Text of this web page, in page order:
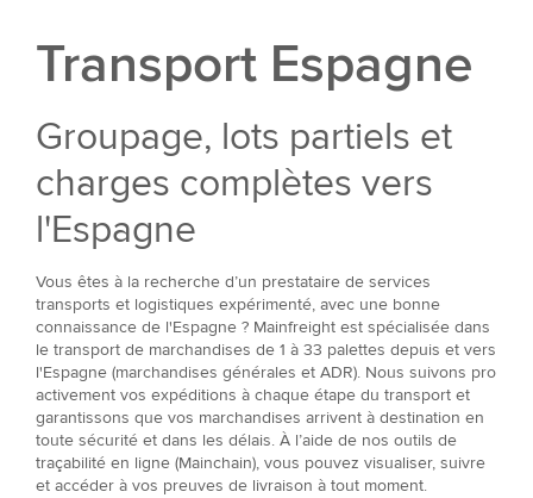
Transport Espagne
Groupage, lots partiels et
charges complètes vers
l'Espagne
Vous êtes à la recherche d’un prestataire de services
transports et logistiques expérimenté, avec une bonne
connaissance de l'Espagne ? Mainfreight est spécialisée dans
le transport de marchandises de 1 à 33 palettes depuis et vers
l'Espagne (marchandises générales et ADR). Nous suivons pro
activement vos expéditions à chaque étape du transport et
garantissons que vos marchandises arrivent à destination en
toute sécurité et dans les délais. À l’aide de nos outils de
traçabilité en ligne (Mainchain), vous pouvez visualiser, suivre
et accéder à vos preuves de livraison à tout moment.